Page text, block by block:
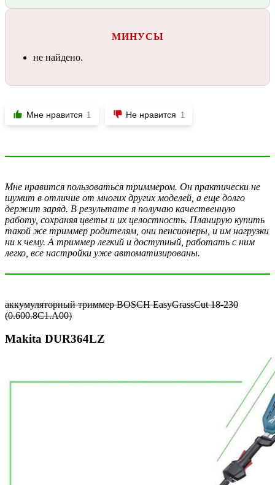
МИНУСЫ
не найдено.
Мне нравится 1 Не нравится 1
Мне нравится пользоваться триммером. Он практически не
шумит в отличие от многих других моделей, а еще долго
держит заряд. В результате я получаю качественную
работу, сохраняя цветы и их целостность. Планирую купить
такой же триммер родителям, они пенсионеры, и им нагрузки
ни к чему. А триммер легкий и доступный, работать с ним
легко, все настройки уже автоматизированы.
аккумуляторный триммер BOSCH EasyGrassCut 18-230
(0.600.8C1.A00)
Makita DUR364LZ